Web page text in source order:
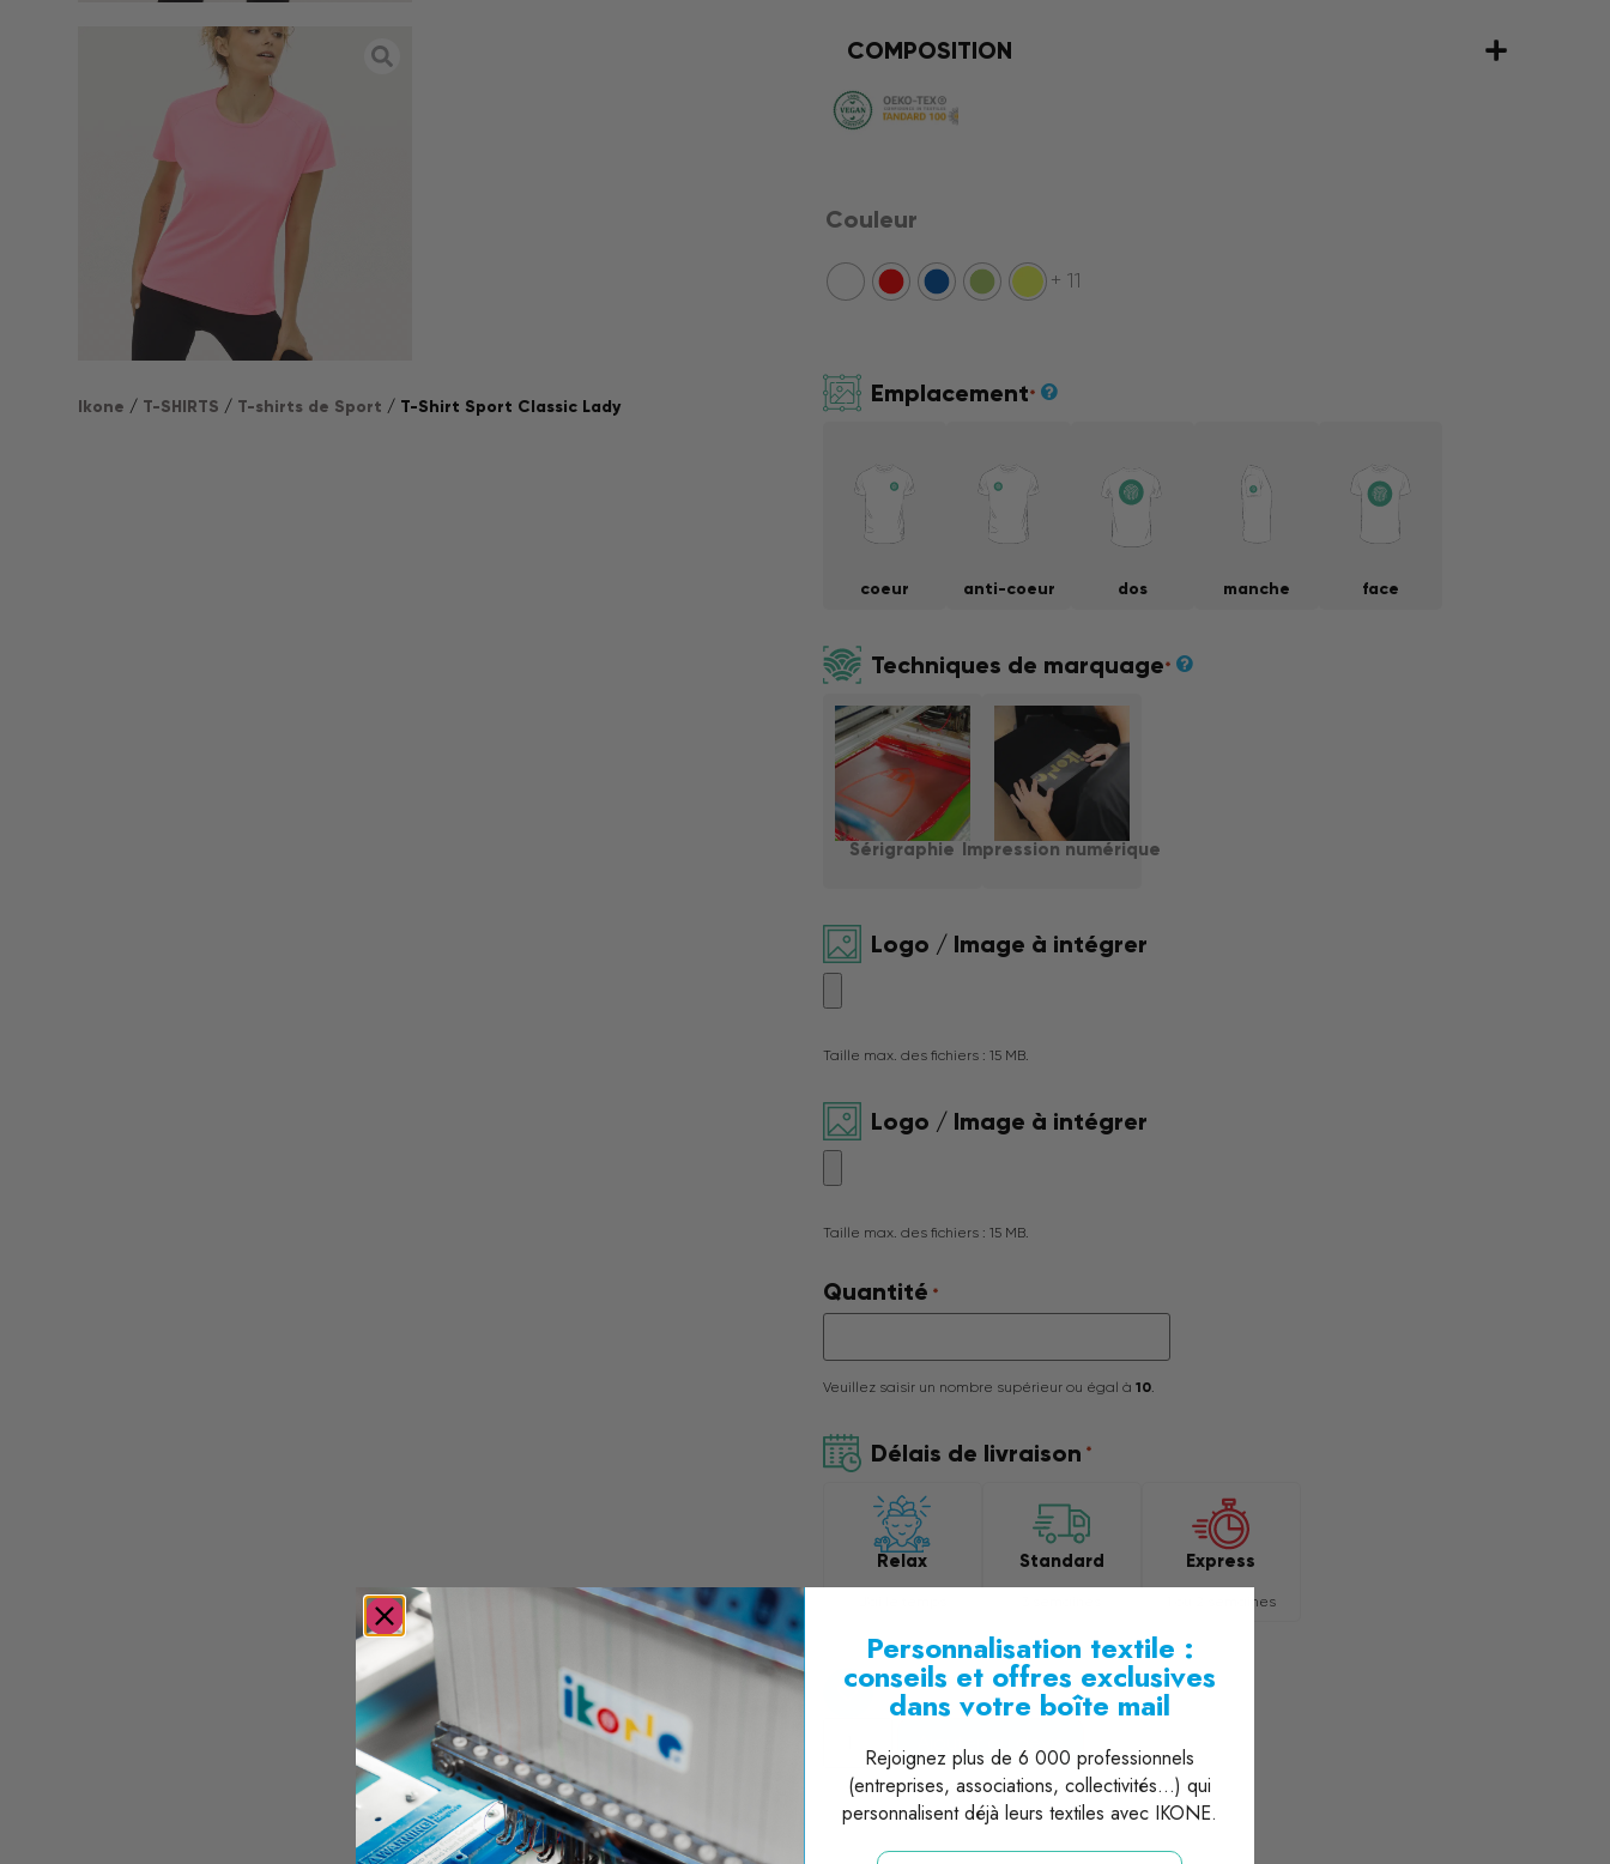
Ikone / T-SHIRTS / T-shirts de Sport / T-Shirt Sport Classic Lady
COMPOSITION
Couleur
+ 11
Emplacement*
coeur anti-coeur dos manche face
Techniques de marquage*
Sérigraphie Impression numérique
Logo / Image à intégrer
Taille max. des fichiers : 15 MB.
Logo / Image à intégrer
Taille max. des fichiers : 15 MB.
Quantité *
Veuillez saisir un nombre supérieur ou égal à 10.
Délais de livraison *
Relax Standard Express
1 ou 2 semaines
Personnalisation textile :
conseils et offres exclusives
dans votre boîte mail
Rejoignez plus de 6 000 professionnels
(entreprises, associations, collectivités...) qui
personnalisent déjà leurs textiles avec IKONE.